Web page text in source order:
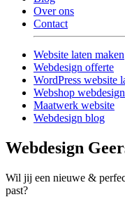
Over ons
Contact
Website laten maken
Webdesign offerte
WordPress website
Webshop webdesign
Maatwerk website
Webdesign blog
Webdesign
Wil jij een nieuwe &
past?